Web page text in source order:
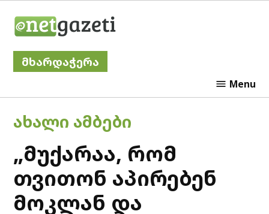
მხარდაჭერა
Menu
POSTED
IN
ᲐᲮᲐᲚᲘ ᲐᲛᲑᲔᲑᲘ
„მუქარაა, რომ
თვითონ აპირებენ
მოკლან და